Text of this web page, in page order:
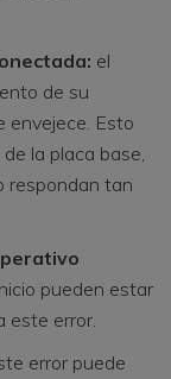
el
de su
envejece. Esto
la placa base,
respondan tan
pueden estar
este error.
error puede